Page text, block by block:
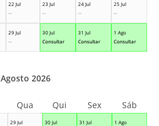
22 Jul
--
23 Jul
--
24 Jul
--
25 Jul
--
29 Jul
--
30 Jul
Consultar
31 Jul
Consultar
1 Ago
Consultar
29 Jul
30 Jul
31 Jul
1 Ago
Agosto 2026
Qua Qui Sex Sáb